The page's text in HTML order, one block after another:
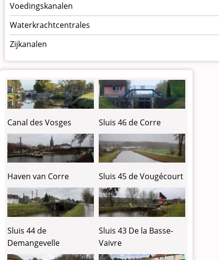
Voedingskanalen
Waterkrachtcentrales
Zijkanalen
Canal des Vosges Sluis 46 de Corre
Haven van Corre Sluis 45 de Vougécourt
Sluis 44 de
Demangevelle
Sluis 43 De la Basse-
Vaivre